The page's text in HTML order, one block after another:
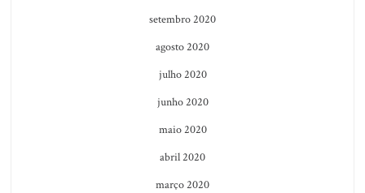
setembro 2020
agosto 2020
julho 2020
junho 2020
maio 2020
abril 2020
março 2020